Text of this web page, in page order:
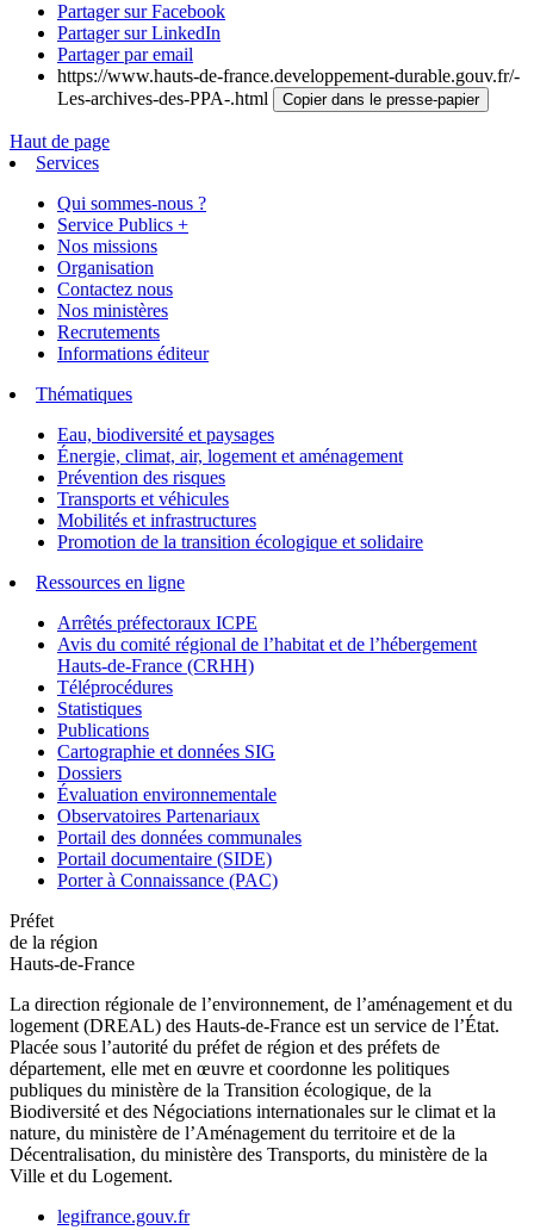
Partager sur Facebook
Partager sur LinkedIn
Partager par email
https://www.hauts-de-france.developpement-durable.gouv.fr/-
Les-archives-des-PPA-.html
Copier dans le presse-papier
Haut de page
Services
Qui sommes-nous ?
Service Publics +
Nos missions
Organisation
Contactez nous
Nos ministères
Recrutements
Informations éditeur
Thématiques
Eau, biodiversité et paysages
Énergie, climat, air, logement et aménagement
Prévention des risques
Transports et véhicules
Mobilités et infrastructures
Promotion de la transition écologique et solidaire
Ressources en ligne
Arrêtés préfectoraux ICPE
Avis du comité régional de l’habitat et de l’hébergement
Hauts-de-France (CRHH)
Téléprocédures
Statistiques
Publications
Cartographie et données SIG
Dossiers
Évaluation environnementale
Observatoires Partenariaux
Portail des données communales
Portail documentaire (SIDE)
Porter à Connaissance (PAC)
Préfet
de la région
Hauts-de-France
La direction régionale de l’environnement, de l’aménagement et du
logement (DREAL) des Hauts-de-France est un service de l’État.
Placée sous l’autorité du préfet de région et des préfets de
département, elle met en œuvre et coordonne les politiques
publiques du ministère de la Transition écologique, de la
Biodiversité et des Négociations internationales sur le climat et la
nature, du ministère de l’Aménagement du territoire et de la
Décentralisation, du ministère des Transports, du ministère de la
Ville et du Logement.
legifrance.gouv.fr